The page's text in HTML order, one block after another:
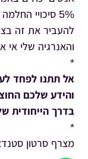
5% סיכויי
להעביר את זה
והאנרגיה שלי אי
*
אל תתנו לפחד
והידע שלכם
בדרך הייחודית
*
מצרף סרטון